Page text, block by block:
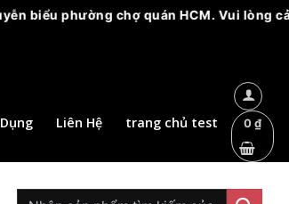
chợ quán HCM. Vui lòng cảnh giác với
Liên Hệ trang chủ test 0₫